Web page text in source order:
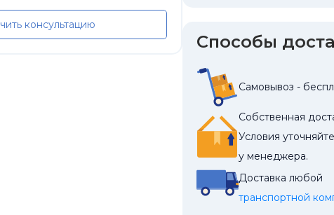
консультацию
Способы
Самовывоз -
Собственная
Условия уточняйте
у менеджера.
Доставка любой
транспортной